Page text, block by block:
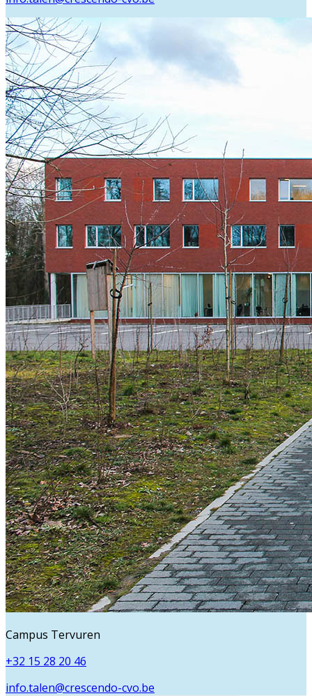
Campus Tervuren
+32 15 28 20 46
info.talen@crescendo-cvo.be